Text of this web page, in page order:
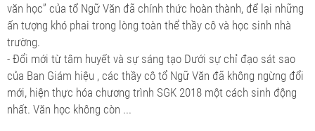
văn học” của tổ Ngữ Văn đã chính thức hoàn thành, để lại những
ấn tượng khó phai trong lòng toàn thể thầy cô và học sinh nhà
trường.
- Đổi mới từ tâm huyết và sự sáng tạo Dưới sự chỉ đạo sát sao
của Ban Giám hiệu , các thầy cô tổ Ngữ Văn đã không ngừng đổi
mới, hiện thực hóa chương trình SGK 2018 một cách sinh động
nhất. Văn học không còn ...